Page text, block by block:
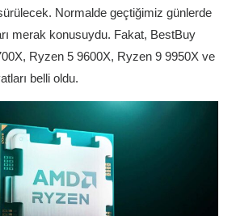
Normalde geçtiğimiz günlerde
merak konusuydu. Fakat, BestBuy
Ryzen 5 9600X, Ryzen 9 9950X ve
belli oldu.